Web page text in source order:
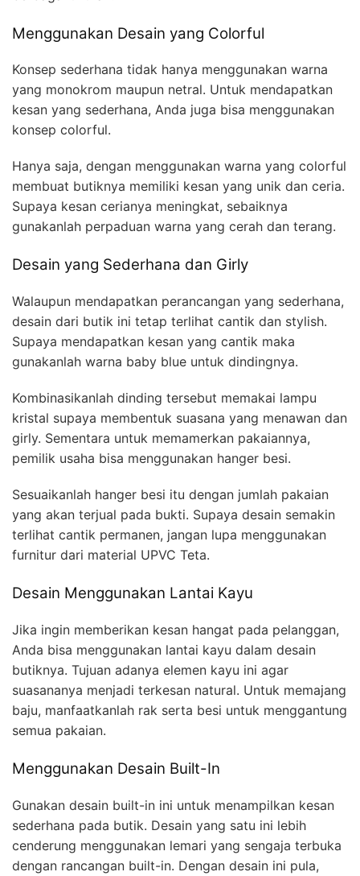
Menggunakan Desain yang Colorful
Konsep sederhana tidak hanya menggunakan warna
yang monokrom maupun netral. Untuk mendapatkan
kesan yang sederhana, Anda juga bisa menggunakan
konsep colorful.
Hanya saja, dengan menggunakan warna yang colorful
membuat butiknya memiliki kesan yang unik dan ceria.
Supaya kesan cerianya meningkat, sebaiknya
gunakanlah perpaduan warna yang cerah dan terang.
Desain yang Sederhana dan Girly
Walaupun mendapatkan perancangan yang sederhana,
desain dari butik ini tetap terlihat cantik dan stylish.
Supaya mendapatkan kesan yang cantik maka
gunakanlah warna baby blue untuk dindingnya.
Kombinasikanlah dinding tersebut memakai lampu
kristal supaya membentuk suasana yang menawan dan
girly. Sementara untuk memamerkan pakaiannya,
pemilik usaha bisa menggunakan hanger besi.
Sesuaikanlah hanger besi itu dengan jumlah pakaian
yang akan terjual pada bukti. Supaya desain semakin
terlihat cantik permanen, jangan lupa menggunakan
furnitur dari material UPVC Teta.
Desain Menggunakan Lantai Kayu
Jika ingin memberikan kesan hangat pada pelanggan,
Anda bisa menggunakan lantai kayu dalam desain
butiknya. Tujuan adanya elemen kayu ini agar
suasananya menjadi terkesan natural. Untuk memajang
baju, manfaatkanlah rak serta besi untuk menggantung
semua pakaian.
Menggunakan Desain Built-In
Gunakan desain built-in ini untuk menampilkan kesan
sederhana pada butik. Desain yang satu ini lebih
cenderung menggunakan lemari yang sengaja terbuka
dengan rancangan built-in. Dengan desain ini pula,